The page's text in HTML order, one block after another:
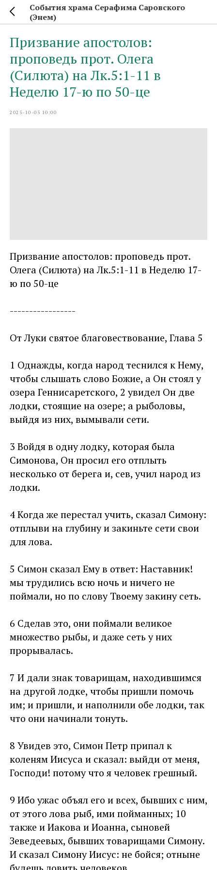
События храма Серафима Саровского
(Энем)
Призвание апостолов:
проповедь прот. Олега
(Силюта) на Лк.5:1-11 в
Неделю 17-ю по 50-це
2025-10-05 10:00
Призвание апостолов: проповедь прот.
Олега (Силюта) на Лк.5:1-11 в Неделю 17-
ю по 50-це
-----------------
От Луки святое благовествование, Глава 5
1 Однажды, когда народ теснился к Нему,
чтобы слышать слово Божие, а Он стоял у
озера Геннисаретского, 2 увидел Он две
лодки, стоящие на озере; а рыболовы,
выйдя из них, вымывали сети.
3 Войдя в одну лодку, которая была
Симонова, Он просил его отплыть
несколько от берега и, сев, учил народ из
лодки.
4 Когда же перестал учить, сказал Симону:
отплыви на глубину и закиньте сети свои
для лова.
5 Симон сказал Ему в ответ: Наставник!
мы трудились всю ночь и ничего не
поймали, но по слову Твоему закину сеть.
6 Сделав это, они поймали великое
множество рыбы, и даже сеть у них
прорывалась.
7 И дали знак товарищам, находившимся
на другой лодке, чтобы пришли помочь
им; и пришли, и наполнили обе лодки, так
что они начинали тонуть.
8 Увидев это, Симон Петр припал к
коленям Иисуса и сказал: выйди от меня,
Господи! потому что я человек грешный.
9 Ибо ужас объял его и всех, бывших с ним,
от этого лова рыб, ими пойманных; 10
также и Иакова и Иоанна, сыновей
Зеведеевых, бывших товарищами Симону.
И сказал Симону Иисус: не бойся; отныне